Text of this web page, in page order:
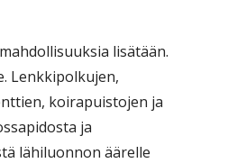
lisätään.
Lenkkipolkujen,
koirapuistojen ja
ja
lähiluonnon äärelle